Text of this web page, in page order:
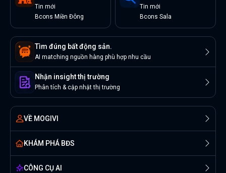
Tin mới
Bcons Miền Đông
Tin mới
Bcons Sala
Tìm đúng bất động sản.
AI matching nguồn hàng phù hợp nhu cầu
Nhận insight thị trường
Phân tích & cập nhật thị trường
VỀ MOGIVI
KHÁM PHÁ BĐS
CÔNG CỤ AI